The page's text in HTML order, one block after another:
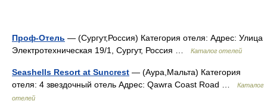
Проф-Отель — (Сургут,Россия) Категория отеля: Адрес: Улица
Электротехническая 19/1, Сургут, Россия …
Каталог отелей
Seashells Resort at Suncrest — (Аура,Мальта) Категория
отеля: 4 звездочный отель Адрес: Qawra Coast Road …
Каталог
отелей